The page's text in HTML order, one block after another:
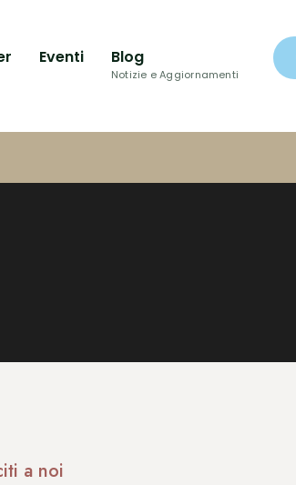
Eventi Blog
Notizie e Aggiornamenti
a noi